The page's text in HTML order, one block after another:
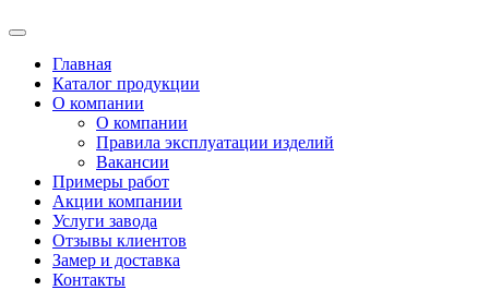
Главная
Каталог продукции
О компании
О компании
Правила эксплуатации изделий
Вакансии
Примеры работ
Акции компании
Услуги завода
Отзывы клиентов
Замер и доставка
Контакты